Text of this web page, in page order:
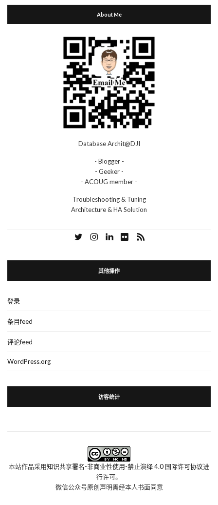
About Me
Database Archit@DJI
- Blogger -
- Geeker -
- ACOUG member -
Troubleshooting & Tuning
Architecture & HA Solution
其他操作
登录
条目feed
评论feed
WordPress.org
访客统计
本站作品采用知识共享署名-非商业性使用-禁止演绎 4.0 国际许可协议进
行许可。
微信公众号原创声明需经本人书面同意